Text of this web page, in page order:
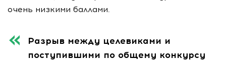
очень низкими баллами.
Разрыв между целевиками и
поступившими по общему конкурсу